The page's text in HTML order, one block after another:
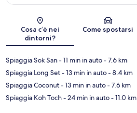
Mappa
Cosa c’è nei
dintorni?
Come spostarsi
Spiaggia Sok San- 11 min in auto- 7.6 km
Spiaggia Long Set- 13 min in auto- 8.4 km
Spiaggia Coconut- 13 min in auto- 7.6 km
Spiaggia Koh Toch- 24 min in auto- 11.0 km